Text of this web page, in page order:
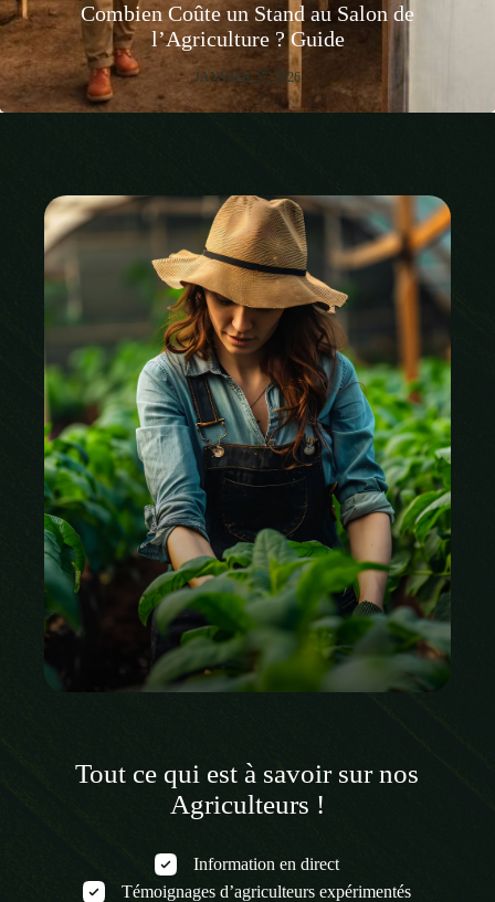
Combien Coûte un Stand au Salon de
l’Agriculture ? Guide
JANVIER 27, 2026
Tout ce qui est à savoir sur nos
Agriculteurs !
Information en direct
Témoignages d’agriculteurs expérimentés